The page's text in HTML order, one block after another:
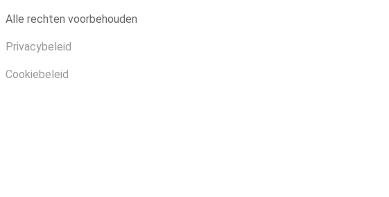
Alle rechten voorbehouden
Privacybeleid
Cookiebeleid